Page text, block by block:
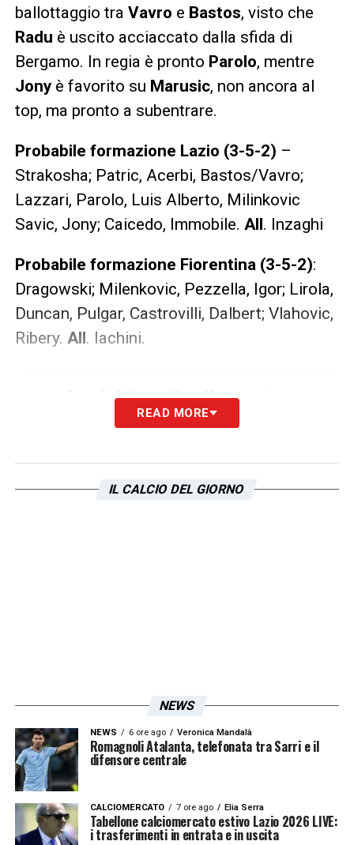
ballottaggio tra Vavro e Bastos, visto che
Radu è uscito acciaccato dalla sfida di
Bergamo. In regia è pronto Parolo, mentre
Jony è favorito su Marusic, non ancora al
top, ma pronto a subentrare.
Probabile formazione Lazio (3-5-2) –
Strakosha; Patric, Acerbi, Bastos/Vavro;
Lazzari, Parolo, Luis Alberto, Milinkovic
Savic, Jony; Caicedo, Immobile. All. Inzaghi
Probabile formazione Fiorentina (3-5-2):
Dragowski; Milenkovic, Pezzella, Igor; Lirola,
Duncan, Pulgar, Castrovilli, Dalbert; Vlahovic,
Ribery. All. Iachini.
Iscriviti gratis alla nostra
Newsletter
ISCRIVIMI
READ MORE
IL CALCIO DEL GIORNO
NEWS
NEWS 6 ore ago Veronica Mandalà
Romagnoli Atalanta, telefonata tra Sarri e il
difensore centrale
CALCIOMERCATO 7 ore ago Elia Serra
Tabellone calciomercato estivo Lazio 2026 LIVE:
i trasferimenti in entrata e in uscita